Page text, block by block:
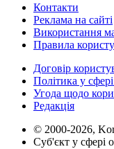
Контакти
Реклама на сайті
Використання
Правила
Договір
Політика у
Угода щодо
Редакція
© 2000-2026,
Суб'єкт у сфері